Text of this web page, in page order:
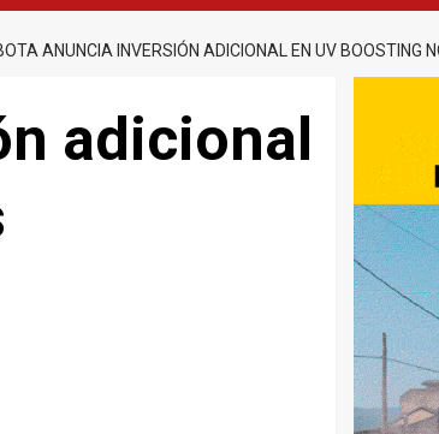
ANUNCIA INVERSIÓN ADICIONAL EN UV BOOSTING
adicional